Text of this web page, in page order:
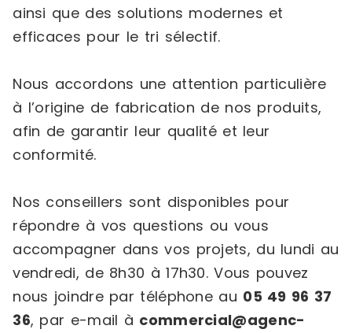
ainsi que des solutions modernes et
efficaces pour le tri sélectif.
Nous accordons une attention particulière
à l’origine de fabrication de nos produits,
afin de garantir leur qualité et leur
conformité.
Nos conseillers sont disponibles pour
répondre à vos questions ou vous
accompagner dans vos projets, du lundi au
vendredi, de 8h30 à 17h30. Vous pouvez
nous joindre par téléphone au 05 49 96 37
36, par e-mail à commercial@agenc-